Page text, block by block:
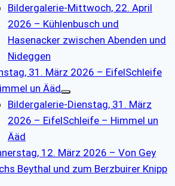
Bildergalerie-Mittwoch, 22. April
2026 – Kühlenbusch und
Hasenacker zwischen Abenden und
Nideggen
31. März 2026 – EifelSchleife
un Ääd
Bildergalerie-Dienstag, 31. März
2026 – EifelSchleife – Himmel un
Ääd
12. März 2026 – Von Gey
Beythal und zum Berzbuirer Knipp